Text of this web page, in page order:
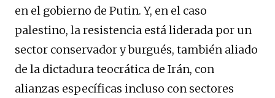
en el gobierno de Putin. Y, en el caso
palestino, la resistencia está liderada por un
sector conservador y burgués, también aliado
de la dictadura teocrática de Irán, con
alianzas específicas incluso con sectores